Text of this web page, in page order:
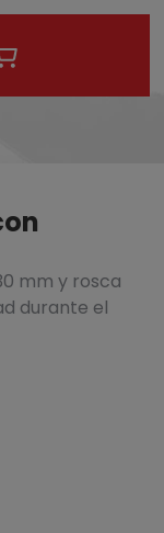
mm y rosca
durante el
18,68 € - 15%